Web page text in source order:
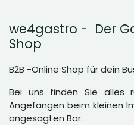
we4gastro - Der
Shop
B2B -Online Shop für dein
Bei uns finden Sie alles
Angefangen beim kleinen
angesagten Bar.